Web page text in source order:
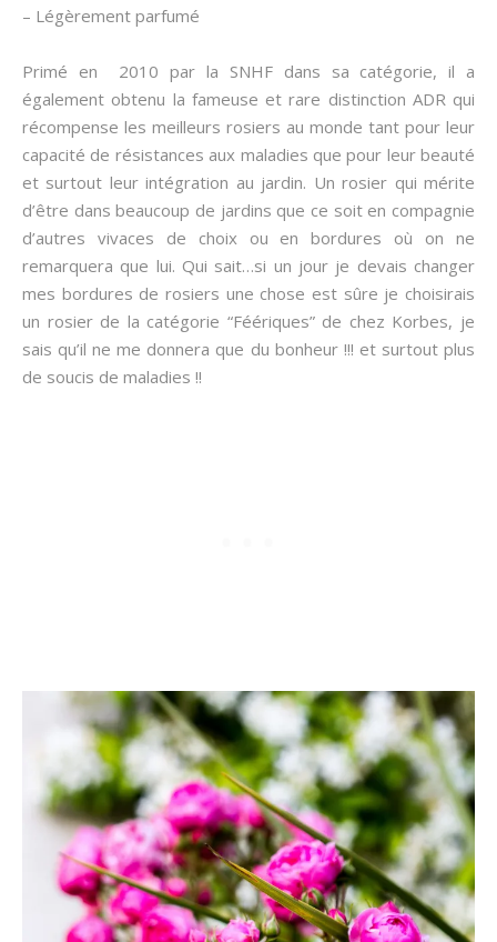
– Légèrement parfumé
Primé en 2010 par la SNHF dans sa catégorie, il a
également obtenu la fameuse et rare distinction ADR qui
récompense les meilleurs rosiers au monde tant pour leur
capacité de résistances aux maladies que pour leur beauté
et surtout leur intégration au jardin. Un rosier qui mérite
d’être dans beaucoup de jardins que ce soit en compagnie
d’autres vivaces de choix ou en bordures où on ne
remarquera que lui. Qui sait…si un jour je devais changer
mes bordures de rosiers une chose est sûre je choisirais
un rosier de la catégorie “Féériques” de chez Korbes, je
sais qu’il ne me donnera que du bonheur !!! et surtout plus
de soucis de maladies !!